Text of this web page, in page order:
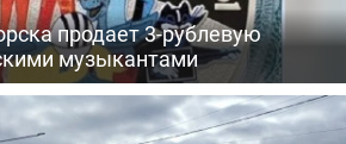
продает 3-рублевую
музыкантами